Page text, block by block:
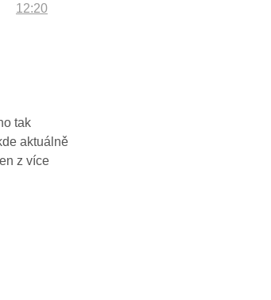
12:20
11:20
11:10
11:00
tak
aktuálně
z více